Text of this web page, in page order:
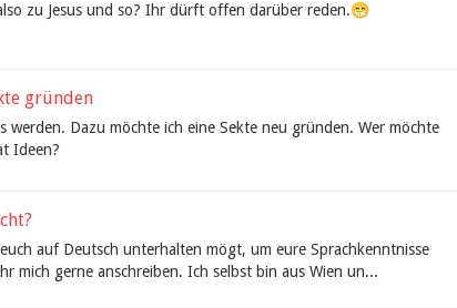
zu Jesus und so? Ihr dürft offen darüber reden.😁
gründen
werden. Dazu möchte ich eine Sekte neu gründen. Wer möchte
Ideen?
auf Deutsch unterhalten mögt, um eure Sprachkenntnisse
mich gerne anschreiben. Ich selbst bin aus Wien un...